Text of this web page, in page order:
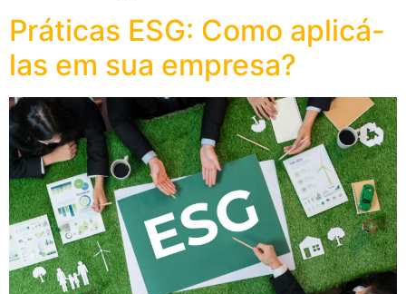
Práticas ESG: Como aplicá-
las em sua empresa?